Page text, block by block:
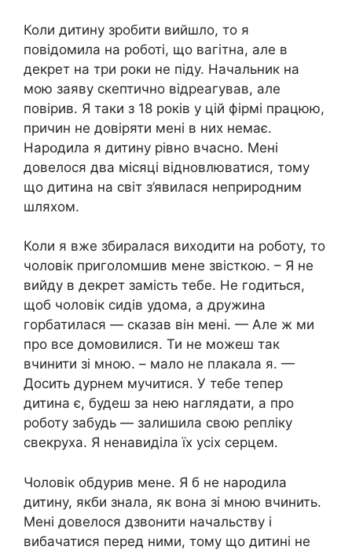
Коли дитину зробити вийшло, то я
повідомила на роботі, що вагітна, але в
декрет на три роки не піду. Начальник на
мою заяву скептично відреагував, але
повірив. Я таки з 18 років у цій фірмі працюю,
причин не довіряти мені в них немає.
Нapօдила я дитину рівно вчасно. Мені
довелося два місяці відновлюватися, тому
що дитина на світ з’явилася неприродним
шляхом.
Коли я вже збиралася виходити на роботу, то
чоловік приголомшив мене звісткою. – Я не
вийду в декрет замість тебе. Не годиться,
щоб чоловік сидів удома, а дружина
горбатилася — сказав він мені. — Але ж ми
про все домовилися. Ти не можеш так
вчинити зі мною. – мало не плакала я. —
Досить дурнем мучитися. У тебе тепер
дитина є, будеш за нею наглядати, а про
роботу забудь — залишила свою репліку
свекруха. Я ненавиділа їх усіх серцем.
Чоловік обдурив мене. Я б не нapօдила
дитину, якби знала, як вона зі мною вчинить.
Мені довелося дзвонити начальству і
вибачатися перед ними, тому що дитині не